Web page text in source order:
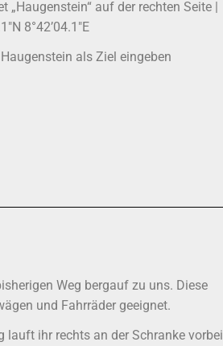
„Haugenstein“ auf der rechten Seite |
8°42’04.1″E
als Ziel eingeben
Weg bergauf zu uns. Diese
und Fahrräder geeignet.
lauft ihr rechts an der Schranke vorbei